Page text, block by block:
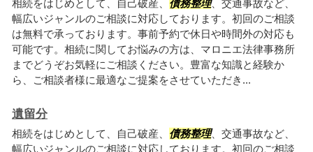
相続をはじめとして、自己破産、 債務整理、交通事故など、
幅広いジャンルのご相談に対応しております。初回のご相談
は無料で承っております。事前予約で休日や時間外の対応も
可能です。相続に関してお悩みの方は、マロニエ法律事務所
までどうぞお気軽にご相談ください。豊富な知識と経験か
ら、ご相談者様に最適なご提案をさせていただき...
遺留分
相続をはじめとして、自己破産、 債務整理、交通事故など、
幅広いジャンルのご相談に対応しております。初回のご相談